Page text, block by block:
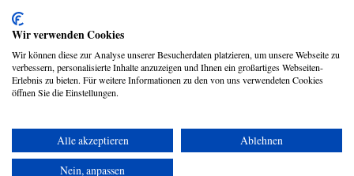
Copyright © 2026 UmspannwerX Zukunft GmbH
Wir verwenden Cookies
Wir können diese zur Analyse unserer Besucherdaten platzieren, um unsere Webseite zu
verbessern, personalisierte Inhalte anzuzeigen und Ihnen ein großartiges Webseiten-
Erlebnis zu bieten. Für weitere Informationen zu den von uns verwendeten Cookies
öffnen Sie die Einstellungen.
Alle akzeptieren
Ablehnen
Nein, anpassen